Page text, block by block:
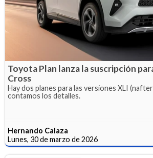
Toyota Plan lanza la suscripción
Cross
Hay dos planes para las versiones XLI
contamos los detalles.
Hernando Calaza
Lunes, 30 de marzo de 2026